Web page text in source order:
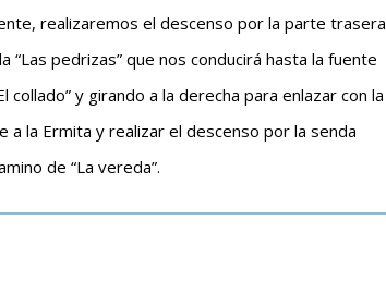
realizaremos el descenso por la parte trasera
pedrizas” que nos conducirá hasta la fuente
y girando a la derecha para enlazar con la
a la Ermita y realizar el descenso por la senda
de “La vereda”.